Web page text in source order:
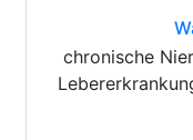
chronische